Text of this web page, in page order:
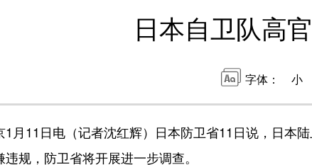
日本自卫队高
字体： 小
11日电（记者沈红辉）日本防卫省11日说，日本陆
违规，防卫省将开展进一步调查。